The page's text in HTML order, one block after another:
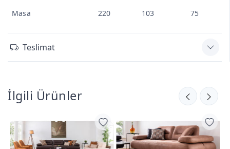
Masa
220 103 75
Teslimat
İlgili Ürünler